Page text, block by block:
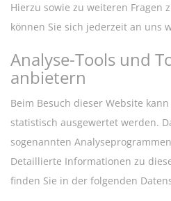
Hierzu sowie zu weiteren Fragen
können Sie sich jederzeit an uns
Analyse-Tools und
anbietern
Beim Besuch dieser Website
statistisch ausgewertet werden.
sogenannten
Detaillierte Informationen zu
finden Sie in der folgenden